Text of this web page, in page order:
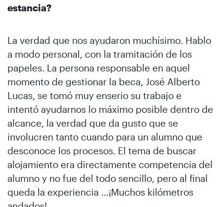
estancia?
La verdad que nos ayudaron muchísimo. Hablo
a modo personal, con la tramitación de los
papeles. La persona responsable en aquel
momento de gestionar la beca, José Alberto
Lucas, se tomó muy enserio su trabajo e
intentó ayudarnos lo máximo posible dentro de
alcance, la verdad que da gusto que se
involucren tanto cuando para un alumno que
desconoce los procesos. El tema de buscar
alojamiento era directamente competencia del
alumno y no fue del todo sencillo, pero al final
queda la experiencia ...¡Muchos kilómetros